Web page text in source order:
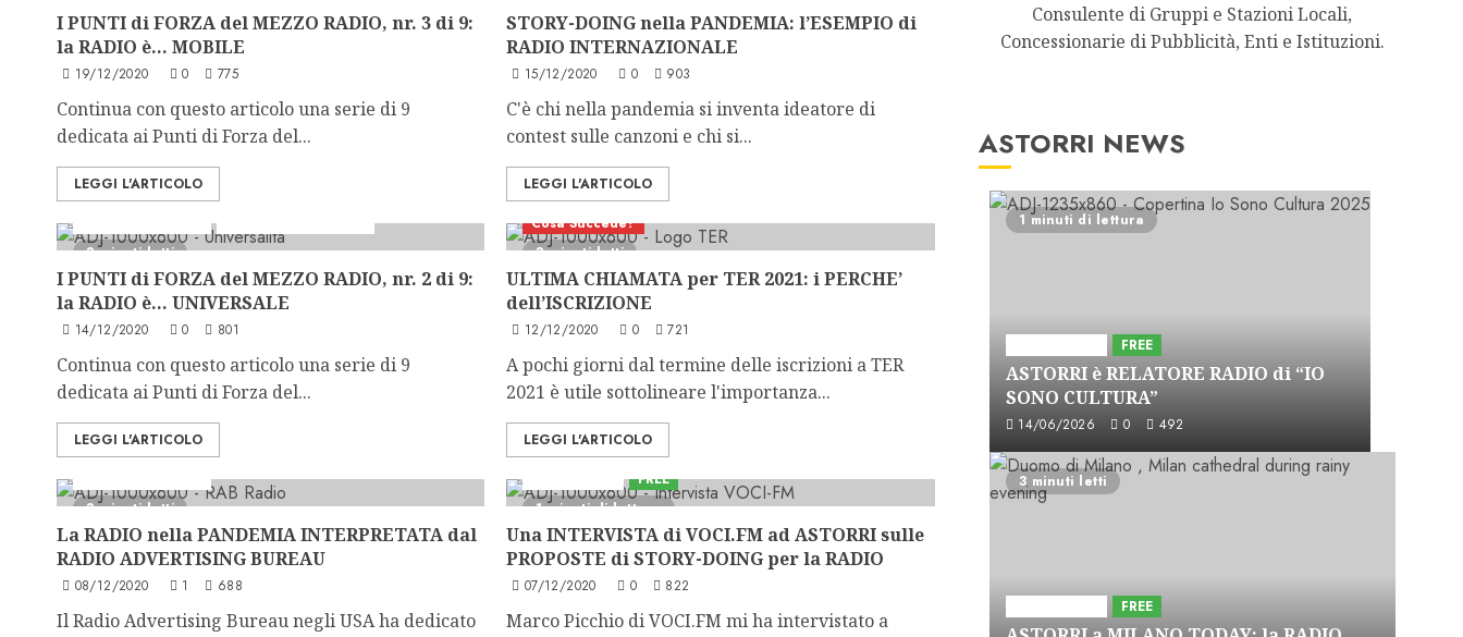
I PUNTI di FORZA del MEZZO RADIO, nr. 3 di 9:
la RADIO è… MOBILE
19/12/2020 0 775
Continua con questo articolo una serie di 9
dedicata ai Punti di Forza del...
LEGGI L'ARTICOLO
STORY-DOING nella PANDEMIA: l’ESEMPIO di
RADIO INTERNAZIONALE
15/12/2020 0 903
C'è chi nella pandemia si inventa ideatore di
contest sulle canzoni e chi si...
LEGGI L'ARTICOLO
3 minuti letti
I PUNTI di FORZA del MEZZO RADIO, nr. 2 di 9:
la RADIO è… UNIVERSALE
14/12/2020 0 801
Continua con questo articolo una serie di 9
dedicata ai Punti di Forza del...
LEGGI L'ARTICOLO
3 minuti letti
Cosa Succede?
ULTIMA CHIAMATA per TER 2021: i PERCHE’
dell’ISCRIZIONE
12/12/2020 0 721
A pochi giorni dal termine delle iscrizioni a TER
2021 è utile sottolineare l'importanza...
LEGGI L'ARTICOLO
3 minuti letti
La RADIO nella PANDEMIA INTERPRETATA dal
RADIO ADVERTISING BUREAU
08/12/2020 1 688
Il Radio Advertising Bureau negli USA ha dedicato
1 minuti di lettura
FREE
Una INTERVISTA di VOCI.FM ad ASTORRI sulle
PROPOSTE di STORY-DOING per la RADIO
07/12/2020 0 822
Marco Picchio di VOCI.FM mi ha intervistato a
Consulente di Gruppi e Stazioni Locali,
Concessionarie di Pubblicità, Enti e Istituzioni.
ASTORRI NEWS
1 minuti di lettura
FREE
ASTORRI è RELATORE RADIO di “IO
SONO CULTURA”
14/06/2026 0 492
3 minuti letti
FREE